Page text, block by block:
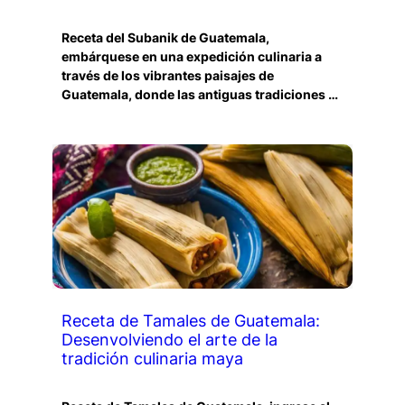
Receta del Subanik de Guatemala,
embárquese en una expedición culinaria a
través de los vibrantes paisajes de
Guatemala, donde las antiguas tradiciones …
Receta de Tamales de Guatemala:
Desenvolviendo el arte de la
tradición culinaria maya